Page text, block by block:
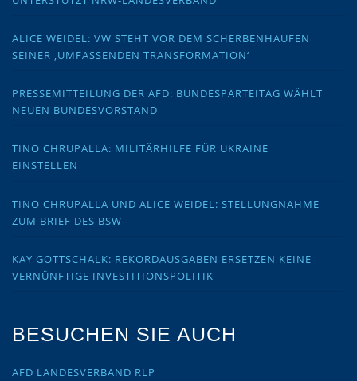
ALICE WEIDEL: VW STEHT VOR DEM SCHERBENHAUFEN
SEINER ‚UMFASSENDEN TRANSFORMATION‘
PRESSEMITTEILUNG DER AFD: BUNDESPARTEITAG WÄHLT
NEUEN BUNDESVORSTAND
TINO CHRUPALLA: MILITÄRHILFE FÜR UKRAINE
EINSTELLEN
TINO CHRUPALLA UND ALICE WEIDEL: STELLUNGNAHME
ZUM BRIEF DES BSW
KAY GOTTSCHALK: REKORDAUSGABEN ERSETZEN KEINE
VERNÜNFTIGE INVESTITIONSPOLITIK
BESUCHEN SIE AUCH
AFD LANDESVERBAND RLP